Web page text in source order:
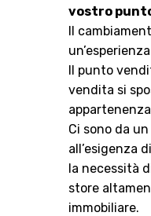
vostro
Il
Il punto
vendita si
Ci sono da
all’esigenza
la necessità
store
immobiliare.